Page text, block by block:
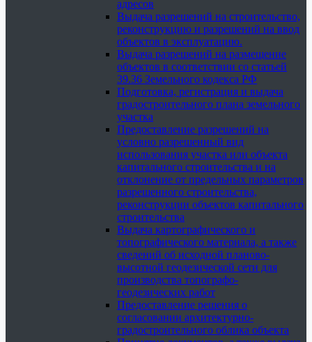
адресов
Выдача разрешений на строительство,
реконструкцию и разрешений на ввод
объектов в эксплуатацию.
Выдача разрешений на размещение
объектов в соответствии со статьей
39.36 Земельного кодекса РФ
Подготовка, регистрация и выдача
градостроительного плана земельного
участка
Предоставление разрешений на
условно разрешенный вид
использования участка или объекта
капитального строительства и на
отклонение от предельных параметров
разрешенного строительства,
реконструкции объектов капитального
строительства
Выдача картографического и
топографического материала, а также
сведений об исходной планово-
высотной геодезической сети для
производства топографо-
геодезических работ
Предоставление решения о
согласовании архитектурно-
градостроительного облика объекта